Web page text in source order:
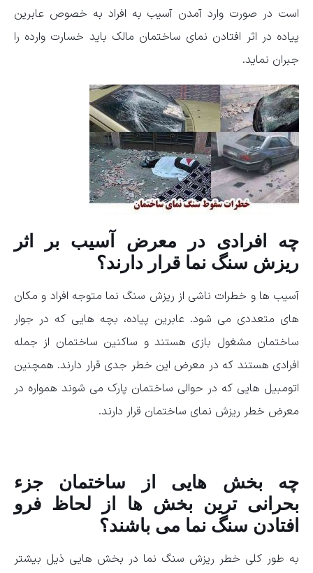
است در صورت وارد آمدن آسیب به افراد به خصوص عابرین
پیاده در اثر افتادن نمای ساختمان مالک باید خسارت وارده را
جبران نماید.
چه افرادی در معرض آسیب بر اثر
ریزش سنگ نما قرار دارند؟
آسیب ها و خطرات ناشی از ریزش سنگ نما متوجه افراد و مکان
های متعددی می شود. عابرین پیاده، بچه هایی که در جوار
ساختمان مشغول بازی هستند و ساکنین ساختمان از جمله
افرادی هستند که در معرض این خطر جدی قرار دارند. همچنین
اتومبیل هایی که در حوالی ساختمان پارک می شوند همواره در
معرض خطر ریزش نمای ساختمان قرار دارند.
چه بخش هایی از ساختمان جزء
بحرانی ترین بخش ها از لحاظ فرو
افتادن سنگ نما می باشند؟
به طور کلی خطر ریزش سنگ نما در بخش هایی ذیل بیشتر